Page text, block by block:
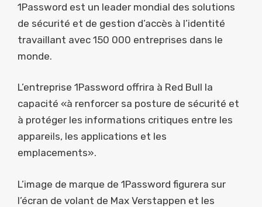
1Password est un leader mondial des solutions
de sécurité et de gestion d’accès à l’identité
travaillant avec 150 000 entreprises dans le
monde.
L’entreprise 1Password offrira à Red Bull la
capacité «à renforcer sa posture de sécurité et
à protéger les informations critiques entre les
appareils, les applications et les
emplacements».
L’image de marque de 1Password figurera sur
l’écran de volant de Max Verstappen et les